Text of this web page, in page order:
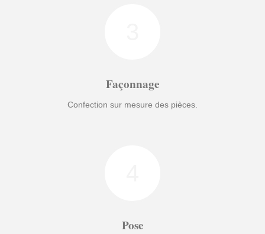
Façonnage
Confection sur mesure des pièces.
Pose